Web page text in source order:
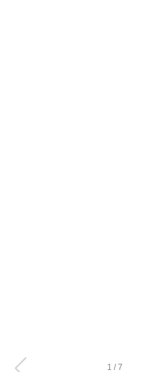
1 / 7